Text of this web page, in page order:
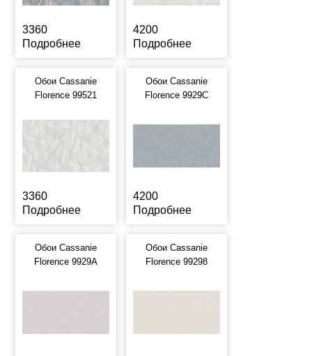
3360
Подробнее
4200
Подробнее
Обои Cassanie
Florence 99521
3360
Подробнее
Обои Cassanie
Florence 9929C
4200
Подробнее
Обои Cassanie
Florence 9929A
Обои Cassanie
Florence 99298